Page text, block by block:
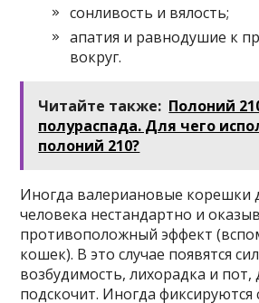
сонливость и вялость;
апатия и равнодушие к
вокруг.
Читайте также: Полоний
полураспада. Для чего
полоний 210?
Иногда валериановые корешки
человека нестандартно и
противоположный эффект
кошек). В это случае появятся
возбудимость, лихорадка и пот,
подскочит. Иногда фиксируются